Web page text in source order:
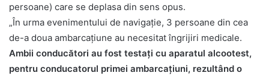
persoane) care se deplasa din sens opus.
„În urma evenimentului de navigație, 3 persoane din cea
de-a doua ambarcaţiune au necesitat îngrijiri medicale.
Ambii conducători au fost testați cu aparatul alcootest,
pentru conducatorul primei ambarcaţiuni, rezultând o